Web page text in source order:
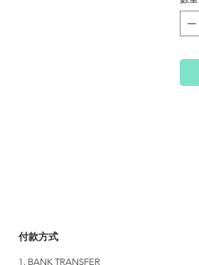
付款方式
1. BANK TRANSFER